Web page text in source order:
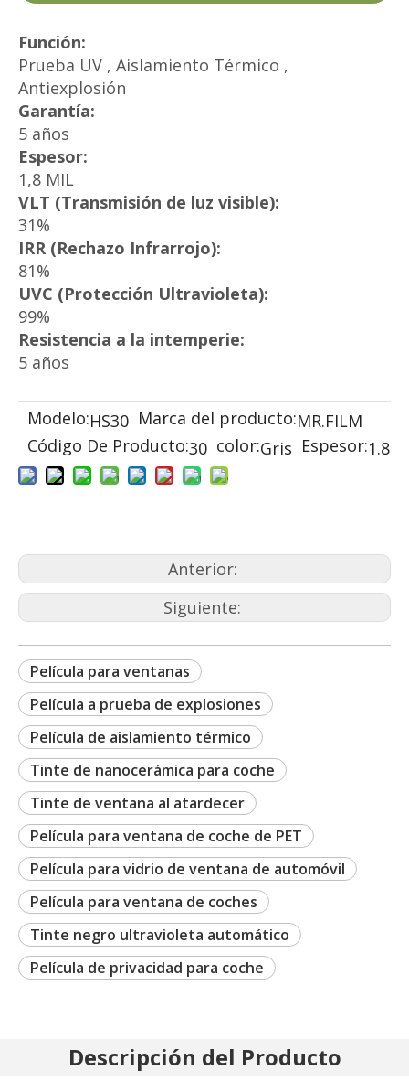
Función:
Prueba UV , Aislamiento Térmico ,
Antiexplosión
Garantía:
5 años
Espesor:
1,8 MIL
VLT (Transmisión de luz visible):
31%
IRR (Rechazo Infrarrojo):
81%
UVC (Protección Ultravioleta):
99%
Resistencia a la intemperie:
5 años
Modelo:HS30 Marca del producto:MR.FILM
Código De Producto:30 color:Gris Espesor:1.8
Anterior:
Siguiente:
Película para ventanas
Película a prueba de explosiones
Película de aislamiento térmico
Tinte de nanocerámica para coche
Tinte de ventana al atardecer
Película para ventana de coche de PET
Película para vidrio de ventana de automóvil
Película para ventana de coches
Tinte negro ultravioleta automático
Película de privacidad para coche
Descripción del Producto